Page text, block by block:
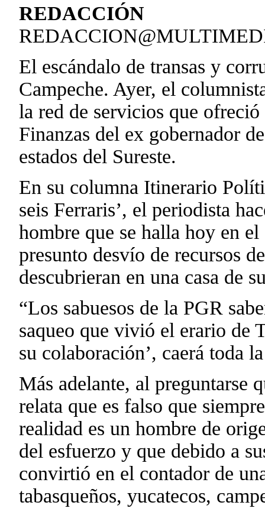
REDACCIÓN
El escándalo de transas y
Campeche. Ayer, el
la red de servicios que
Finanzas del ex gobernador
estados del Sureste.
En su columna Itinerario
seis Ferraris’, el periodista
hombre que se halla hoy en
presunto desvío de recursos
descubrieran en una casa de
“Los sabuesos de la PGR
saqueo que vivió el erario de
su colaboración’, caerá toda
Más adelante, al preguntarse
relata que es falso que
realidad es un hombre de
del esfuerzo y que debido a
convirtió en el contador de
tabasqueños, yucatecos,